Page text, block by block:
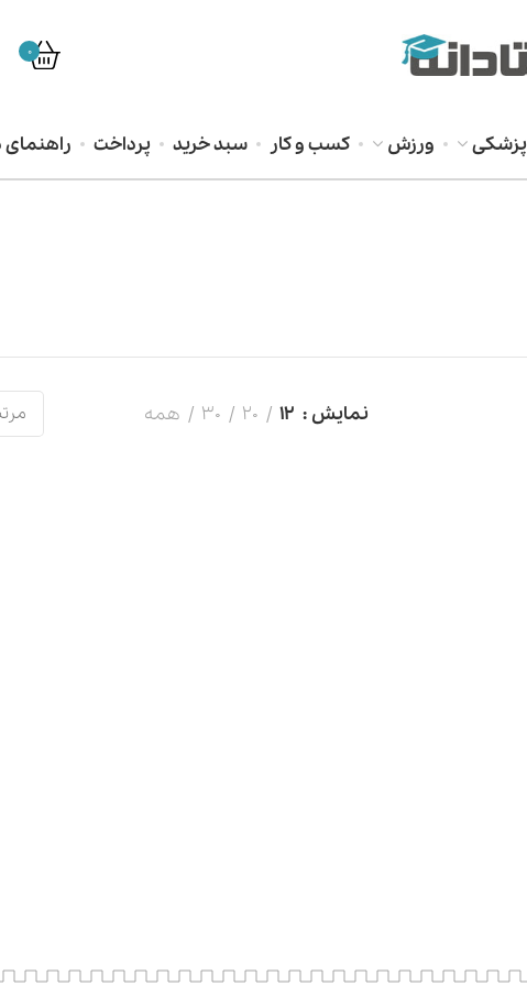
0
پزشکی ورزش کسب و کار سبد خرید پرداخت راهنمای
نمایش 12
20
30 همه